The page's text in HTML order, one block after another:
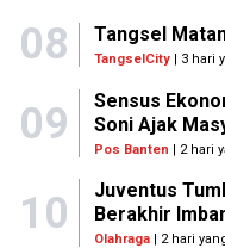
08 Tangsel
TangselCity | 3 hari
09
Sensus
Soni Ajak
Pos Banten | 2 hari
10
Juventus
Berakhir
Olahraga| 2 hari